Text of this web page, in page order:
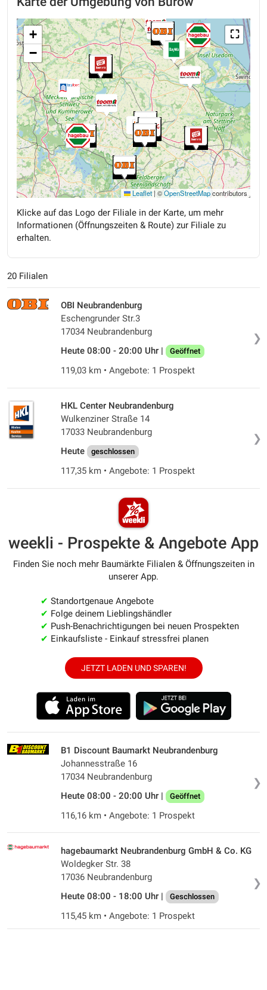
⛶
+
−
Leaflet |©OpenStreetMapcontributors
Klicke auf das Logo der Filiale in der Karte, um mehr
Informationen (Öffnungszeiten & Route) zur Filiale zu
erhalten.
20 Filialen
❯
OBI Neubrandenburg
Eschengrunder Str.3
17034 Neubrandenburg
Heute 08:00 - 20:00 Uhr |
Geöffnet
119,03 km • Angebote: 1 Prospekt
❯
HKL Center Neubrandenburg
Wulkenziner Straße 14
17033 Neubrandenburg
Heute
geschlossen
117,35 km • Angebote: 1 Prospekt
weekli - Prospekte & Angebote App
Finden Sie noch mehr Baumärkte Filialen & Öffnungszeiten in
unserer App.
✔ Standortgenaue Angebote
✔ Folge deinem Lieblingshändler
✔ Push-Benachrichtigungen bei neuen Prospekten
✔ Einkaufsliste - Einkauf stressfrei planen
JETZT LADEN UND SPAREN!
❯
B1 Discount Baumarkt Neubrandenburg
Johannesstraße 16
17034 Neubrandenburg
Heute 08:00 - 20:00 Uhr |
Geöffnet
116,16 km • Angebote: 1 Prospekt
❯
hagebaumarkt Neubrandenburg GmbH & Co. KG
Woldegker Str. 38
17036 Neubrandenburg
Heute 08:00 - 18:00 Uhr |
Geschlossen
115,45 km • Angebote: 1 Prospekt